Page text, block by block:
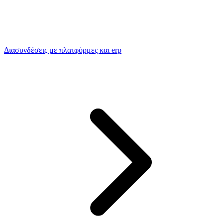
Διασυνδέσεις με πλατφόρμες και erp